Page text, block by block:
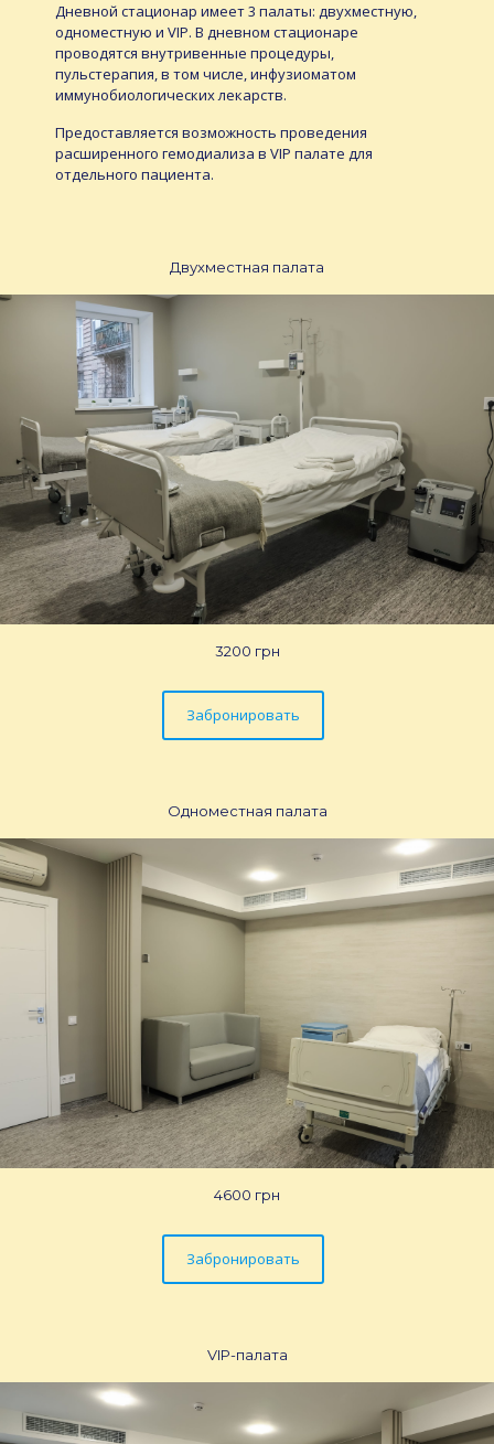
Дневной стационар имеет 3 палаты: двухместную,
одноместную и VIP. В дневном стационаре
проводятся внутривенные процедуры,
пульстерапия, в том числе, инфузиоматом
иммунобиологических лекарств.
Предоставляется возможность проведения
расширенного гемодиализа в VIP палате для
отдельного пациента.
Двухместная палата
3200 грн
Забронировать
Одноместная палата
4600 грн
Забронировать
VIP-палата